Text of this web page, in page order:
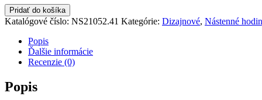
Pridať do košíka
Katalógové číslo: NS21052.41 Kategórie: Dizajnové, Nástenné
Popis
Ďalšie informácie
Recenzie (0)
Popis